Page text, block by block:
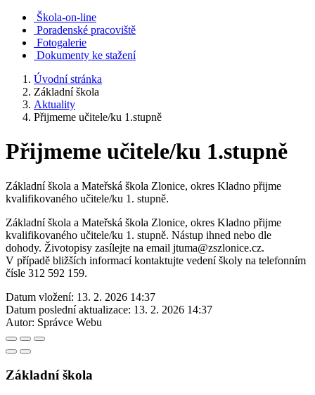
Škola-on-line
Poradenské pracoviště
Fotogalerie
Dokumenty ke stažení
Úvodní stránka
Základní škola
Aktuality
Přijmeme učitele/ku 1.stupně
Přijmeme učitele/ku 1.stupně
Základní škola a Mateřská škola Zlonice, okres Kladno přijme
kvalifikovaného učitele/ku 1. stupně.
Základní škola a Mateřská škola Zlonice, okres Kladno přijme
kvalifikovaného učitele/ku 1. stupně. Nástup ihned nebo dle
dohody. Životopisy zasílejte na email jtuma@zszlonice.cz.
V případě bližších informací kontaktujte vedení školy na telefonním
čísle 312 592 159.
Datum vložení: 13. 2. 2026 14:37
Datum poslední aktualizace: 13. 2. 2026 14:37
Autor: Správce Webu
Základní škola